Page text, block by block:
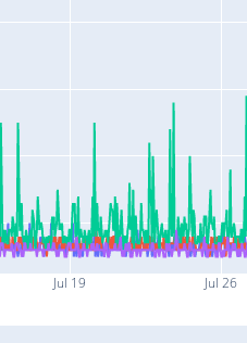
Jul 19 Jul 26